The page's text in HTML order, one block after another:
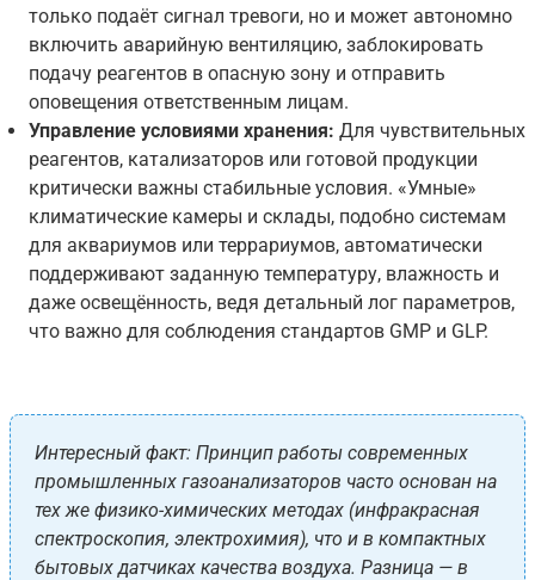
только подаёт сигнал тревоги, но и может автономно
включить аварийную вентиляцию, заблокировать
подачу реагентов в опасную зону и отправить
оповещения ответственным лицам.
Управление условиями хранения: Для чувствительных
реагентов, катализаторов или готовой продукции
критически важны стабильные условия. «Умные»
климатические камеры и склады, подобно системам
для аквариумов или террариумов, автоматически
поддерживают заданную температуру, влажность и
даже освещённость, ведя детальный лог параметров,
что важно для соблюдения стандартов GMP и GLP.
Интересный факт: Принцип работы современных
промышленных газоанализаторов часто основан на
тех же физико-химических методах (инфракрасная
спектроскопия, электрохимия), что и в компактных
бытовых датчиках качества воздуха. Разница — в